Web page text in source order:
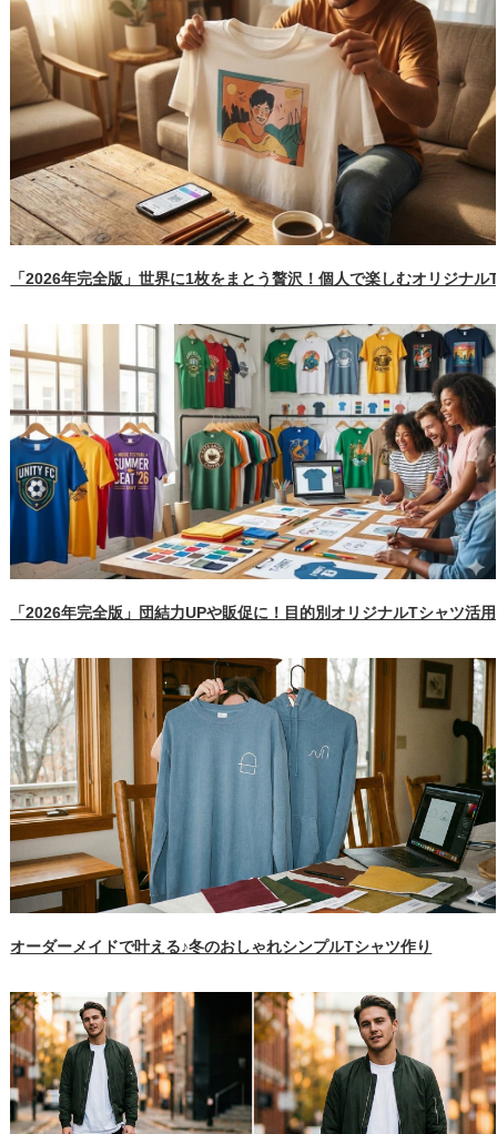
「2026年完全版」世界に1枚をまとう贅沢！個人で楽しむオリジナ
「2026年完全版」団結力UPや販促に！目的別オリジナルTシャツ活
オーダーメイドで叶える♪冬のおしゃれシンプルTシャツ作り